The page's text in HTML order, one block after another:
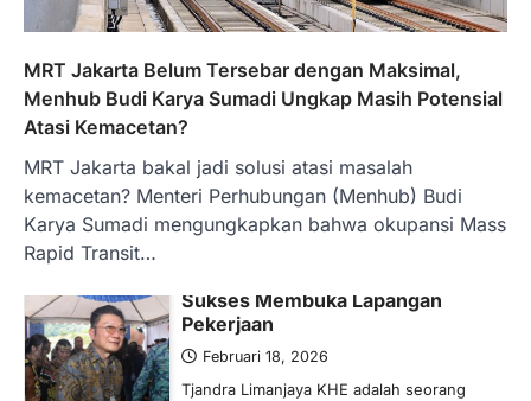
MRT Jakarta Belum Tersebar dengan Maksimal,
Menhub Budi Karya Sumadi Ungkap Masih Potensial
Atasi Kemacetan?
MRT Jakarta bakal jadi solusi atasi masalah
kemacetan? Menteri Perhubungan (Menhub) Budi
Karya Sumadi mengungkapkan bahwa okupansi Mass
Rapid Transit…
1
Banyak Negara Incar Urea RI,
Industri Pupuk Indonesia Kembali
Bergairah?
Maret 13, 2026
Ketegangan di Timur Tengah mulai
global, termasuk pupuk. Di tengah
situasi…
Sukses Membuka Lapangan
Pekerjaan
Februari 18, 2026
Tjandra Limanjaya KHE adalah seorang